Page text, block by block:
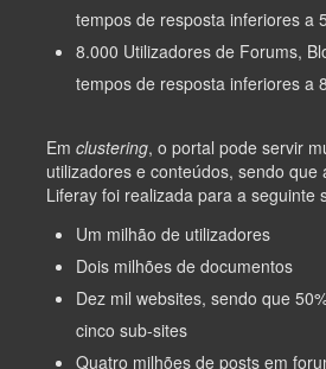
tempos de resposta inferiores a
8.000 Utilizadores de Forums,
tempos de resposta inferiores a
Em clustering, o portal pode servir
utilizadores e conteúdos, sendo que
Liferay foi realizada para a seguinte
Um milhão de utilizadores
Dois milhões de documentos
Dez mil websites, sendo que
cinco sub-sites
Quatro milhões de posts em